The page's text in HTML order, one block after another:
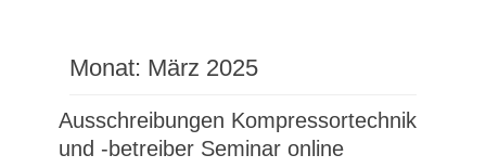
Monat: März 2025
Ausschreibungen Kompressortechnik
und -betreiber Seminar online